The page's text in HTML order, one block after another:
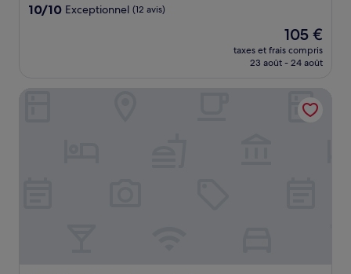
10.0
10/10 Exceptionnel (12 avis)
Le
nouveau
prix
de
105 €
105 €
taxes et frais compris
23 août - 24 août